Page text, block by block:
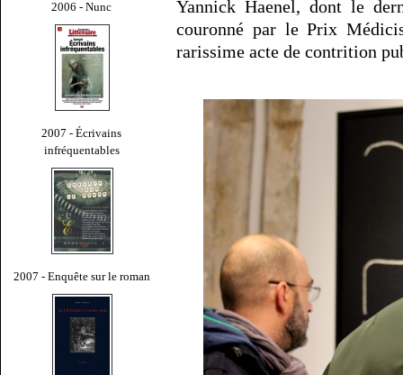
2006 - Nunc
2007 - Écrivains
infréquentables
2007 - Enquête sur le roman
Yannick Haenel, dont le
couronné par le Prix
rarissime acte de contrition